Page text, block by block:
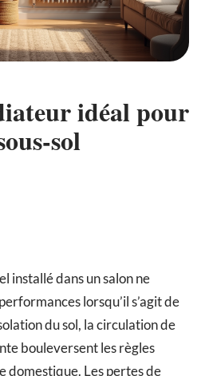
idéal pour
sol
installé dans un salon ne
lorsqu’il s’agit de
du sol, la circulation de
bouleversent les règles
domestique. Les pertes de